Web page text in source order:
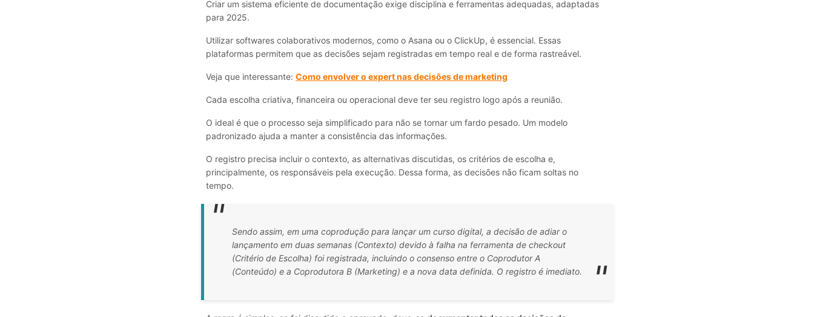
Criar um sistema eficiente de documentação exige disciplina e ferramentas adequadas, adaptadas
para 2025.
Utilizar softwares colaborativos modernos, como o Asana ou o ClickUp, é essencial. Essas
plataformas permitem que as decisões sejam registradas em tempo real e de forma rastreável.
Veja que interessante: Como envolver o expert nas decisões de marketing
Cada escolha criativa, financeira ou operacional deve ter seu registro logo após a reunião.
O ideal é que o processo seja simplificado para não se tornar um fardo pesado. Um modelo
padronizado ajuda a manter a consistência das informações.
O registro precisa incluir o contexto, as alternativas discutidas, os critérios de escolha e,
principalmente, os responsáveis pela execução. Dessa forma, as decisões não ficam soltas no
tempo.
Sendo assim, em uma coprodução para lançar um curso digital, a decisão de adiar o
lançamento em duas semanas (Contexto) devido à falha na ferramenta de checkout
(Critério de Escolha) foi registrada, incluindo o consenso entre o Coprodutor A
(Conteúdo) e a Coprodutora B (Marketing) e a nova data definida. O registro é imediato.